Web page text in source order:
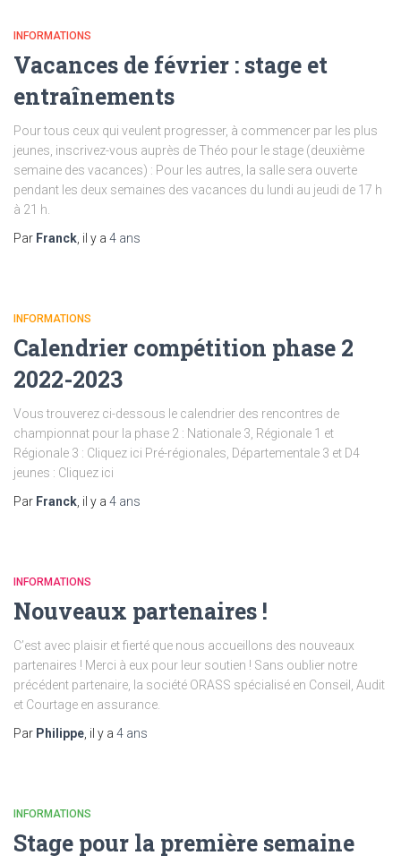
INFORMATIONS
Vacances de février : stage et
entraînements
Pour tous ceux qui veulent progresser, à commencer par les plus
jeunes, inscrivez-vous auprès de Théo pour le stage (deuxième
semaine des vacances) : Pour les autres, la salle sera ouverte
pendant les deux semaines des vacances du lundi au jeudi de 17 h
à 21 h.
Par Franck , il y a 4 ans
INFORMATIONS
Calendrier compétition phase 2
2022-2023
Vous trouverez ci-dessous le calendrier des rencontres de
championnat pour la phase 2 : Nationale 3, Régionale 1 et
Régionale 3 : Cliquez ici Pré-régionales, Départementale 3 et D4
jeunes : Cliquez ici
Par Franck , il y a 4 ans
INFORMATIONS
Nouveaux partenaires !
C’est avec plaisir et fierté que nous accueillons des nouveaux
partenaires ! Merci à eux pour leur soutien ! Sans oublier notre
précédent partenaire, la société ORASS spécialisé en Conseil, Audit
et Courtage en assurance.
Par Philippe , il y a 4 ans
INFORMATIONS
Stage pour la première semaine